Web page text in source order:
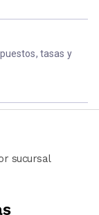
tasas y
sucursal